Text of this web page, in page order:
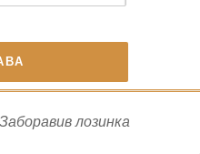
Заборавив лозинка